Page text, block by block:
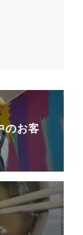
のお客